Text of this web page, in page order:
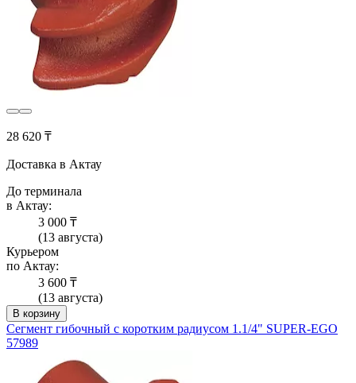
28 620 ₸
Доставка в Актау
До терминала
в Актау:
3 000 ₸
(13 августа)
Курьером
по Актау:
3 600 ₸
(13 августа)
В корзину
Сегмент гибочный с коротким радиусом 1.1/4" SUPER-EGO
57989